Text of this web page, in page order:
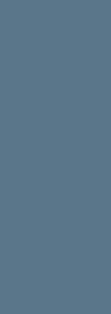
iniziale della scuola